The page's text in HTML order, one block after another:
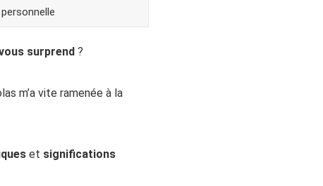
personnelle
surprend ?
m’a vite ramenée à la
et significations